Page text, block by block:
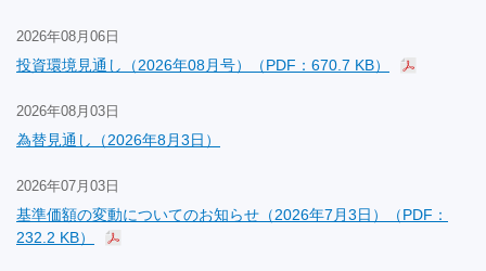
2026年08月06日
投資環境見通し（2026年08月号）（PDF：670.7 KB）
2026年08月03日
為替見通し（2026年8月3日）
2026年07月03日
基準価額の変動についてのお知らせ（2026年7月3日）（PDF：
232.2 KB）